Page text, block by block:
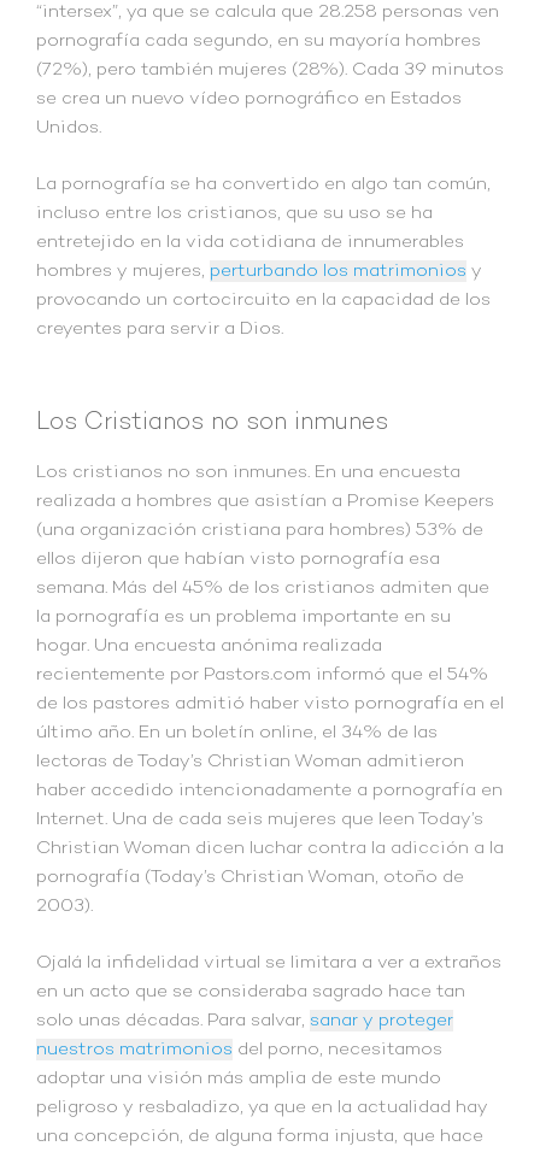
“intersex”, ya que se calcula que 28.258 personas ven
pornografía cada segundo, en su mayoría hombres
(72%), pero también mujeres (28%). Cada 39 minutos
se crea un nuevo vídeo pornográfico en Estados
Unidos.
La pornografía se ha convertido en algo tan común,
incluso entre los cristianos, que su uso se ha
entretejido en la vida cotidiana de innumerables
hombres y mujeres, perturbando los matrimonios y
provocando un cortocircuito en la capacidad de los
creyentes para servir a Dios.
Los Cristianos no son inmunes
Los cristianos no son inmunes. En una encuesta
realizada a hombres que asistían a Promise Keepers
(una organización cristiana para hombres) 53% de
ellos dijeron que habían visto pornografía esa
semana. Más del 45% de los cristianos admiten que
la pornografía es un problema importante en su
hogar. Una encuesta anónima realizada
recientemente por Pastors.com informó que el 54%
de los pastores admitió haber visto pornografía en el
último año. En un boletín online, el 34% de las
lectoras de Today’s Christian Woman admitieron
haber accedido intencionadamente a pornografía en
Internet. Una de cada seis mujeres que leen Today’s
Christian Woman dicen luchar contra la adicción a la
pornografía (Today’s Christian Woman, otoño de
2003).
Ojalá la infidelidad virtual se limitara a ver a extraños
en un acto que se consideraba sagrado hace tan
solo unas décadas. Para salvar, sanar y proteger
nuestros matrimonios del porno, necesitamos
adoptar una visión más amplia de este mundo
peligroso y resbaladizo, ya que en la actualidad hay
una concepción, de alguna forma injusta, que hace